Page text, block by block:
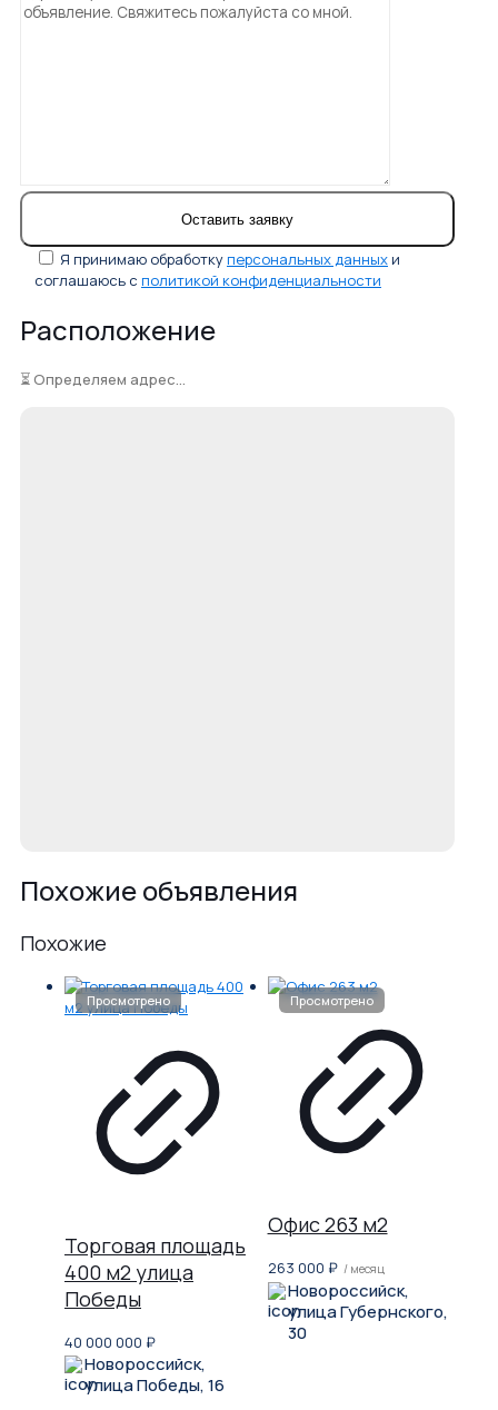
Я принимаю обработкуперсональных данных и
соглашаюсь с политикой конфиденциальности
Расположение
⏳ Определяем адрес...
Похожие объявления
Похожие
Торговая площадь
400 м2 улица
Победы
40 000 000 ₽
Новороссийск,
улица Победы, 16
Офис 263 м2
263 000 ₽ / месяц
Новороссийск,
улица Губернского,
30